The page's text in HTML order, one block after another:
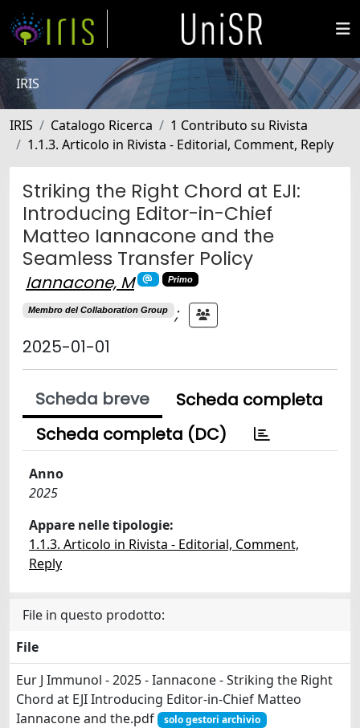
IRIS
IRIS Catalogo Ricerca
1 Contributo su Rivista
1.1.3. Articolo in Rivista - Editorial, Comment, Reply
Striking the Right Chord at EJI:
Introducing Editor-in-Chief
Matteo Iannacone and the
Seamless Transfer Policy
Iannacone, M Primo
Membro del Collaboration Group
;
2025-01-01
Scheda breve
Scheda completa
Scheda completa (DC)
Anno
2025
Appare nelle tipologie:
1.1.3. Articolo in Rivista - Editorial, Comment,
Reply
File in questo prodotto:
File
Eur J Immunol - 2025 - Iannacone - Striking the Right
Chord at EJI Introducing Editor‐in‐Chief Matteo
Iannacone and the.pdf
solo gestori archivio